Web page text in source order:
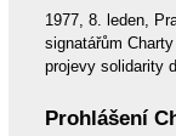
1977, 8. leden,
signatářům
projevy solidarity
Prohlášení